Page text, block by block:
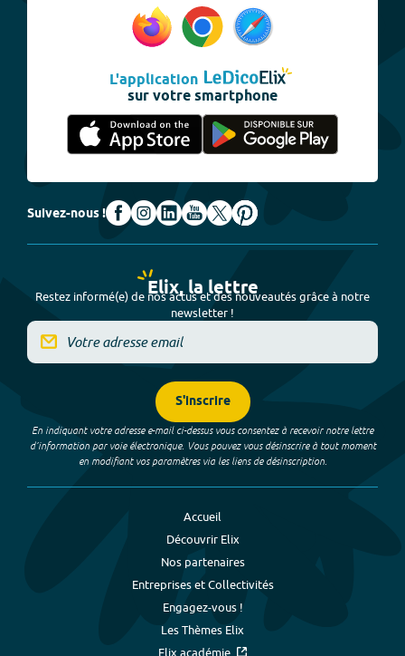
L'application
sur votre smartphone
Suivez-nous !
Elix, la lettre
Restez informé(e) de nos actus et des nouveautés grâce à notre
newsletter !
S'inscrire
En indiquant votre adresse e-mail ci-dessus vous consentez à recevoir notre lettre
d’information par voie électronique. Vous pouvez vous désinscrire à tout moment
en modifiant vos paramètres via les liens de désinscription.
Accueil
Découvrir Elix
Nos partenaires
Entreprises et Collectivités
Engagez-vous !
Les Thèmes Elix
Elix académie